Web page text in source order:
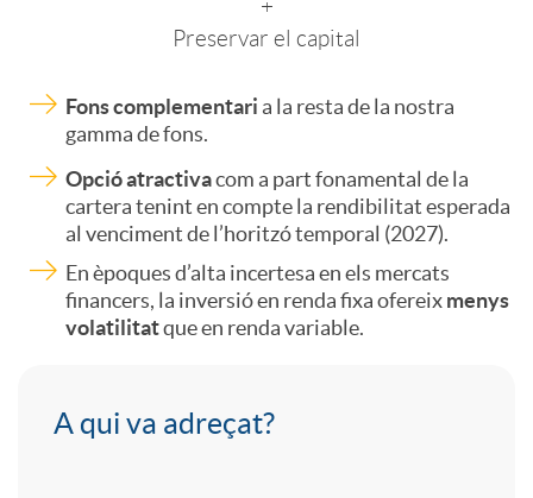
2
7
+
Preservar el capital
Fons complementari a la resta de la nostra
gamma de fons.
Opció atractivacom a part fonamental de la
cartera tenint en compte la rendibilitat esperada
al venciment de l’horitzó temporal (2027).
En èpoques d’alta incertesa en els mercats
financers, la inversió en renda fixa ofereixmenys
volatilitatque en renda variable.
AA qui va adreçat?